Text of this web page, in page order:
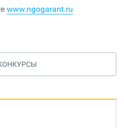
www.ngogarant.ru